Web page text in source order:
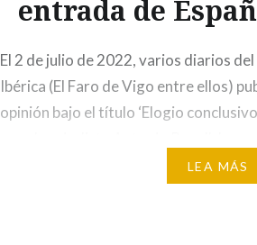
entrada de
El 2 de julio de 2022, varios diarios
Ibérica (El Faro de Vigo entre ellos)
opinión bajo el título ‘Elogio
Madrid, que había tenido lugar días
LEA MÁS